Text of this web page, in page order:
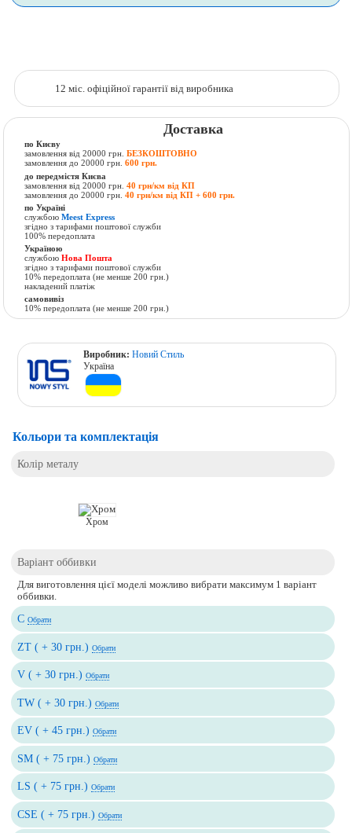
12 міс. офіційної гарантії від виробника
Доставка
по Києву
замовлення від 20000 грн.БЕЗКОШТОВНО
замовлення до 20000 грн.600 грн.
до передмістя Києва
замовлення від 20000 грн.40 грн/км від КП
замовлення до 20000 грн.40 грн/км від КП + 600 грн.
по Україні
службоюMeest Express
згідно з тарифами поштової служби
100% передоплата
Україною
службоюНова Пошта
згідно з тарифами поштової служби
10% передоплата (не менше 200 грн.)
накладений платіж
самовивіз
10% передоплата (не менше 200 грн.)
Виробник:Новий Стиль
Україна
Кольори та комплектація
Колір металу
Хром
Варіант оббивки
Для виготовлення цієї моделі можливо вибрати максимум 1 варіант
оббивки.
CОбрати
ZT ( + 30 грн.)Обрати
V ( + 30 грн.)Обрати
TW ( + 30 грн.)Обрати
EV ( + 45 грн.)Обрати
SM ( + 75 грн.)Обрати
LS ( + 75 грн.)Обрати
CSE ( + 75 грн.)Обрати